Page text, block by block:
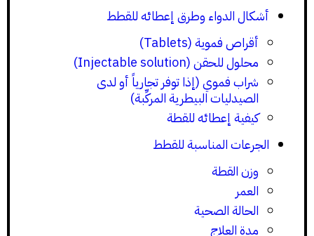
أشكال الدواء وطرق إعطائه للقطط
أقراص فموية (Tablets)
محلول للحقن (Injectable solution)
شراب فموي (إذا توفر تجارياً أو لدى
الصيدليات البيطرية المركِّبة)
كيفية إعطائه للقطة
الجرعات المناسبة للقطط
وزن القطة
العمر
الحالة الصحية
مدة العلاج